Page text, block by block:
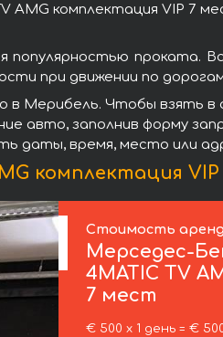
AMG комплектация VIP 7
популярностью проката.
при движении по
в Мерибель. Чтобы взять в
авто, заполнив форму
даты, время, место или
комплектация
Стоимость
Мерседес-
4MATIC TV
7 мест
€ 500 х 1 день = €